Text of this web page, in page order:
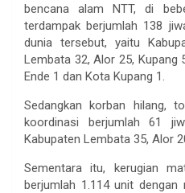
bencana alam NTT, di
terdampak berjumlah 138
dunia tersebut, yaitu
Lembata 32, Alor 25, Kupang
Ende 1 dan Kota Kupang 1.
Sedangkan korban hilang,
koordinasi berjumlah 61
Kabupaten Lembata 35, Alor
Sementara itu, kerugian
berjumlah 1.114 unit